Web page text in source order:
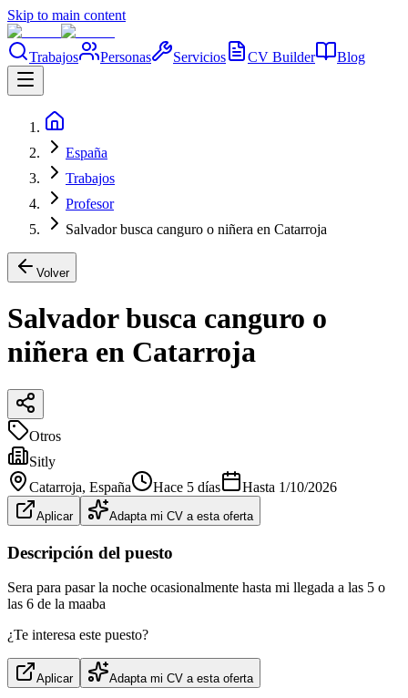
Skip to main content
Trabajos Personas Servicios CV Builder Blog
España
Trabajos
Profesor
Salvador busca canguro o niñera en Catarroja
Volver
Salvador busca canguro o
niñera en Catarroja
Otros
Sitly
Catarroja, España Hace 5 días Hasta 1/10/2026
Aplicar Adapta mi CV a esta oferta
Descripción del puesto
Sera para pasar la noche ocasionalmente hasta mi llegada a las 5 o
las 6 de la maaba
¿Te interesa este puesto?
Aplicar Adapta mi CV a esta oferta